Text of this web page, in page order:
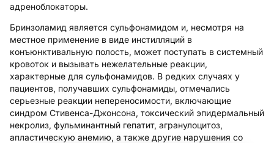
адреноблокаторы.
Бринзоламид является сульфонамидом и, несмотря на
местное применение в виде инстилляций в
конъюнктивальную полость, может поступать в системный
кровоток и вызывать нежелательные реакции,
характерные для сульфонамидов. В редких случаях у
пациентов, получавших сульфонамиды, отмечались
серьезные реакции непереносимости, включающие
синдром Стивенса-Джонсона, токсический эпидермальный
некролиз, фульминантный гепатит, агранулоцитоз,
апластическую анемию, а также другие нарушения со